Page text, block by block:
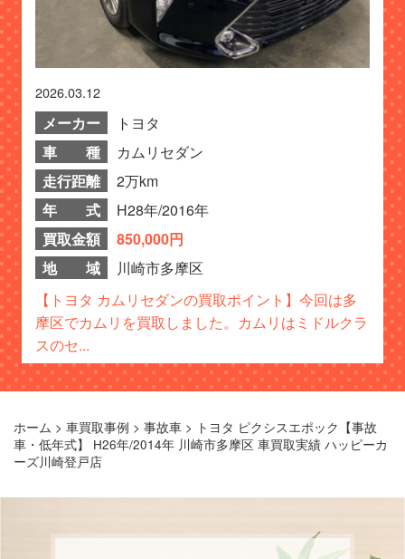
2026.03.12
メーカー
トヨタ
車 種
カムリセダン
走行距離
2万km
年 式
H28年/2016年
買取金額
850,000円
地 域
川崎市多摩区
【トヨタ カムリセダンの買取ポイント】今回は多
摩区でカムリを買取しました。カムリはミドルクラ
スのセ...
ホーム > 車買取事例 > 事故車 > トヨタ ピクシスエポック【事故
車・低年式】 H26年/2014年 川崎市多摩区 車買取実績 ハッピーカ
ーズ川崎登戸店